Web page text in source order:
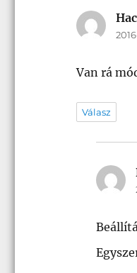
Van rá
Válasz